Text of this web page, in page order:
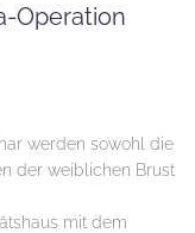
Operation
werden sowohl die
der weiblichen Brust
mit dem